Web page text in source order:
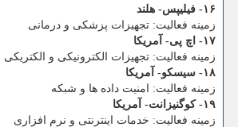
۱۶- فیلیپس- هلند
زمینه فعالیت: تجهیزات پزشکی و درمانی
۱۷- اچ پی- آمریکا
زمینه فعالیت: تجهیزات الکترونیکی و الکتریکی
۱۸- سیسکو- آمریکا
زمینه فعالیت: امنیت داده ها و شبکه
۱۹- کوگنیزانت- آمریکا
زمینه فعالیت: خدمات اینترنتی و نرم افزاری